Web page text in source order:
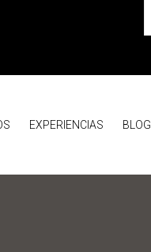
EXPERIENCIAS BLOG